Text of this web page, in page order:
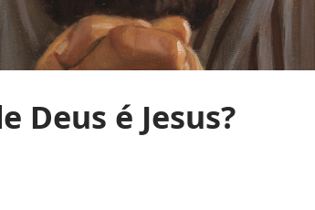
Deus é Jesus?